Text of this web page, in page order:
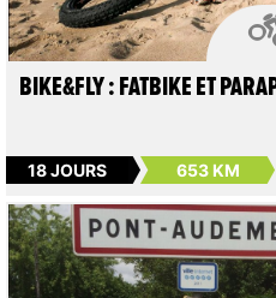
BIKE&FLY : FATBIKE ET
18 JOURS 653 KM